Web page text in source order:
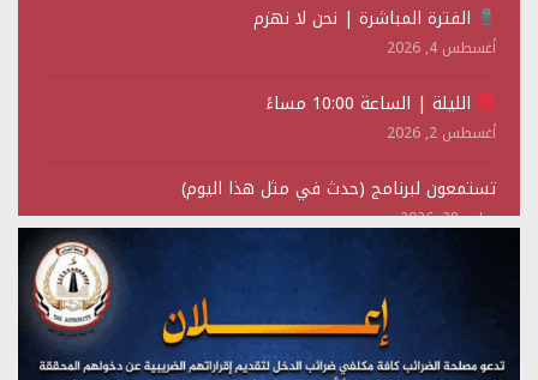
الفترة المباشرة | نحن لا نهزم
أغسطس 4, 2026
الليلة | الساعة 10:00 مساءً
أغسطس 2, 2026
تستمعون لبرنامج (حدث في مثل هذا اليوم)
يوليو 28, 2026
(نحن لا نهزم) بث مباشر
تستمعون لبرنامج (هندسة الوهم)